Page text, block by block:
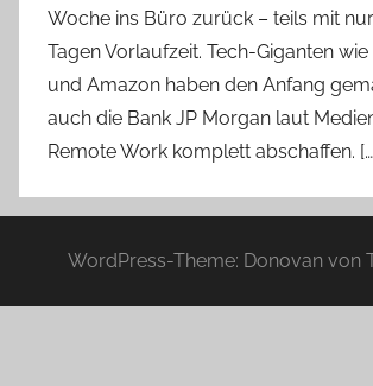
Woche ins Büro zurück – teils mit
Tagen Vorlaufzeit. Tech-Giganten
und Amazon haben den Anfang
auch die Bank JP Morgan laut
Remote Work komplett abschaffen.
WordPress-Theme: Donovan von